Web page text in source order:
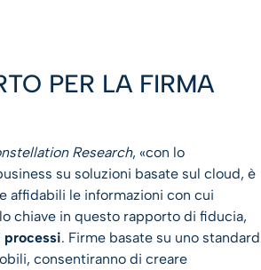
PER LA FIRMA
Research, «con lo
su soluzioni basate sul cloud, è
affidabili le informazioni con cui
chiave in questo rapporto di fiducia,
processi. Firme basate su uno standard
consentiranno di creare